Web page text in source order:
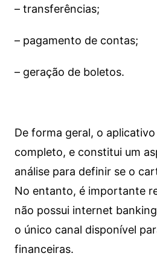
– transferências;
– pagamento de contas;
– geração de boletos.
De forma geral, o
completo, e constitui um
análise para definir se o
No entanto, é importante
não possui internet
o único canal disponível
financeiras.